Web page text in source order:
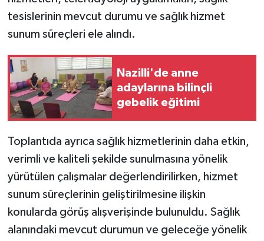
tesislerinin mevcut durumu ve sağlık hizmet
sunum süreçleri ele alındı.
Nazilli'de anne
adaylarına bilinçli
gebelik eğitimi
Toplantıda ayrıca sağlık hizmetlerinin daha etkin,
verimli ve kaliteli şekilde sunulmasına yönelik
yürütülen çalışmalar değerlendirilirken, hizmet
sunum süreçlerinin geliştirilmesine ilişkin
konularda görüş alışverişinde bulunuldu. Sağlık
alanındaki mevcut durumun ve geleceğe yönelik